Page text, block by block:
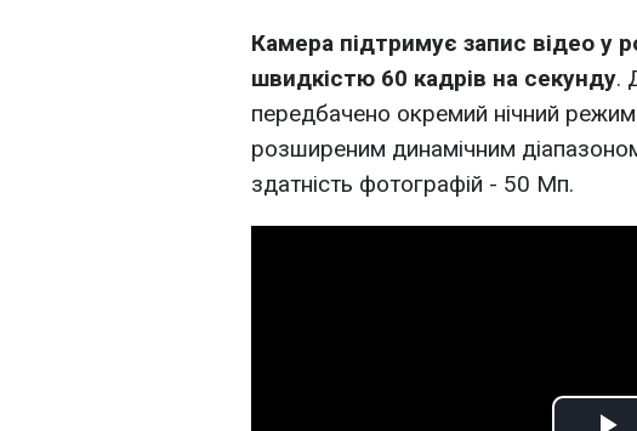
Камера підтримує запис відео у
швидкістю 60 кадрів на секунду.
передбачено окремий нічний
розширеним динамічним
здатність фотографій - 50 Мп.